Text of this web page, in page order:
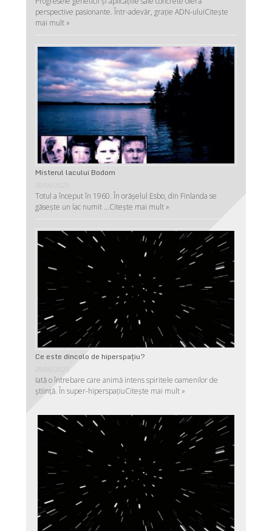
perspective pasionante. Într-adevăr, graţie ADN-uluiCitește
mai mult »
Misterul lacului Bodom
Totul a început în 1960. În orășelul Esbo, din Finlanda se
găsește un lac numit …Citește mai mult »
Ce este dincolo de hiperspaţiu?
29/06/2025
Iată o întrebare care animă intens spiritele oamenilor de
ştiinţă. În super-hiperspaţiuCitește mai mult »